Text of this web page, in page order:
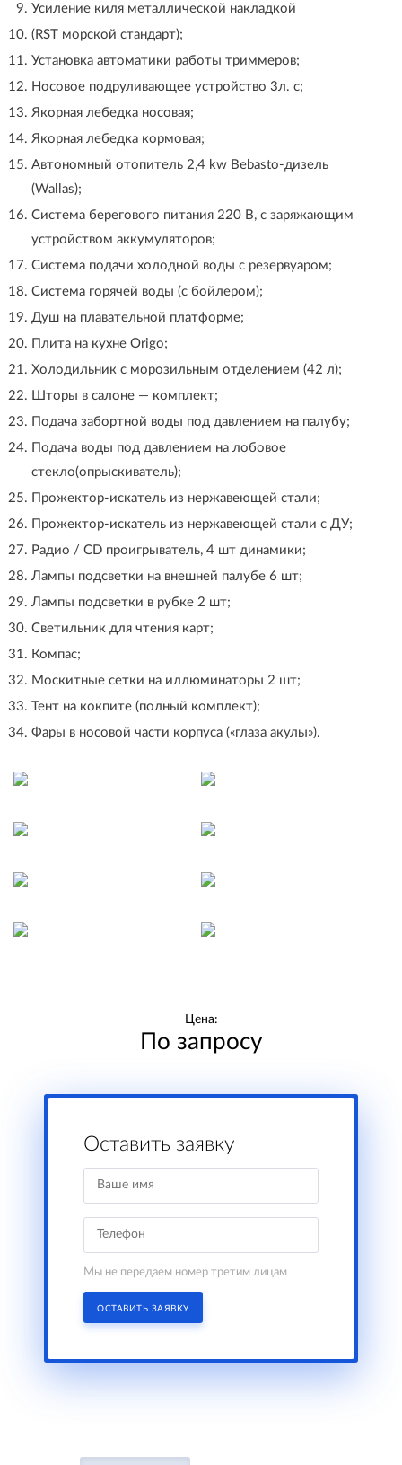
Усиление киля металлической накладкой
(RST морской стандарт);
Установка автоматики работы триммеров;
Носовое подруливающее устройство 3л. с;
Якорная лебедка носовая;
Якорная лебедка кормовая;
Автономный отопитель 2,4 kw Bebasto-дизель
(Wallas);
Система берегового питания 220 В, с заряжающим
устройством аккумуляторов;
Система подачи холодной воды с резервуаром;
Система горячей воды (с бойлером);
Душ на плавательной платформе;
Плита на кухне Origo;
Холодильник с морозильным отделением (42 л);
Шторы в салоне — комплект;
Подача забортной воды под давлением на палубу;
Подача воды под давлением на лобовое
стекло(опрыскиватель);
Прожектор-искатель из нержавеющей стали;
Прожектор-искатель из нержавеющей стали с ДУ;
Радио / CD проигрыватель, 4 шт динамики;
Лампы подсветки на внешней палубе 6 шт;
Лампы подсветки в рубке 2 шт;
Светильник для чтения карт;
Компас;
Москитные сетки на иллюминаторы 2 шт;
Тент на кокпите (полный комплект);
Фары в носовой части корпуса («глаза акулы»).
Цена:
По запросу
Оставить заявку
Мы не передаем номер третим лицам
ОСТАВИТЬ ЗАЯВКУ